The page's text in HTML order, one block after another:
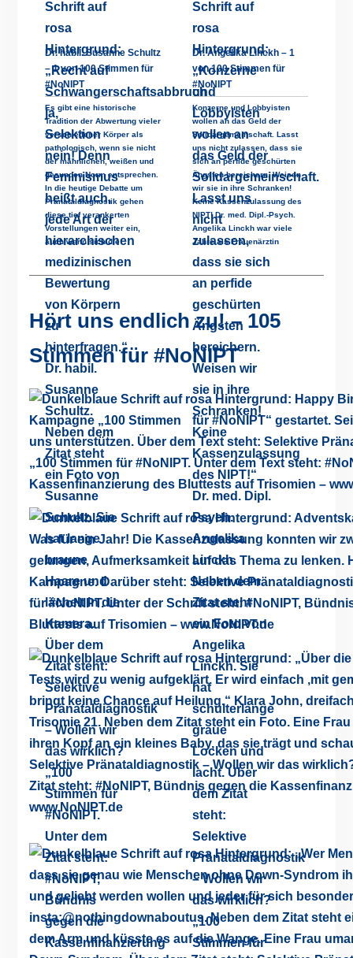
Dr. habil. Susanne Schultz
– 1 von 100 Stimmen für
#NoNIPT
Es gibt eine historische
Tradition der Abwertung vieler
verschiedener Körper als
pathologisch, wenn sie nicht
der männlichen, weißen und
gesunden Norm entsprechen.
In die heutige Debatte um
Pränataldiagnostik gehen
diese tief verankerten
Vorstellungen weiter ein,
auch wenn sich die
Dr. Angelika Linckh – 1
von 100 Stimmen für
#NoNIPT
Konzerne und Lobbyisten
wollen an das Geld der
Solidargemeinschaft. Lasst
uns nicht zulassen, dass sie
sich an perfide geschürten
Ängsten bereichern. Weisen
wir sie in ihre Schranken!
Keine Kassenzulassung des
NIPT! Dr. med. Dipl.-Psych.
Angelika Linckh war viele
Jahre als Frauenärztin
Hört uns endlich zu! – 105
Stimmen für #NoNIPT